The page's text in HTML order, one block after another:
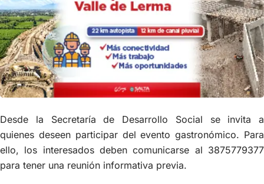
Desde la Secretaría de Desarrollo Social se invita a
quienes deseen participar del evento gastronómico. Para
ello, los interesados deben comunicarse al 3875779377
para tener una reunión informativa previa.